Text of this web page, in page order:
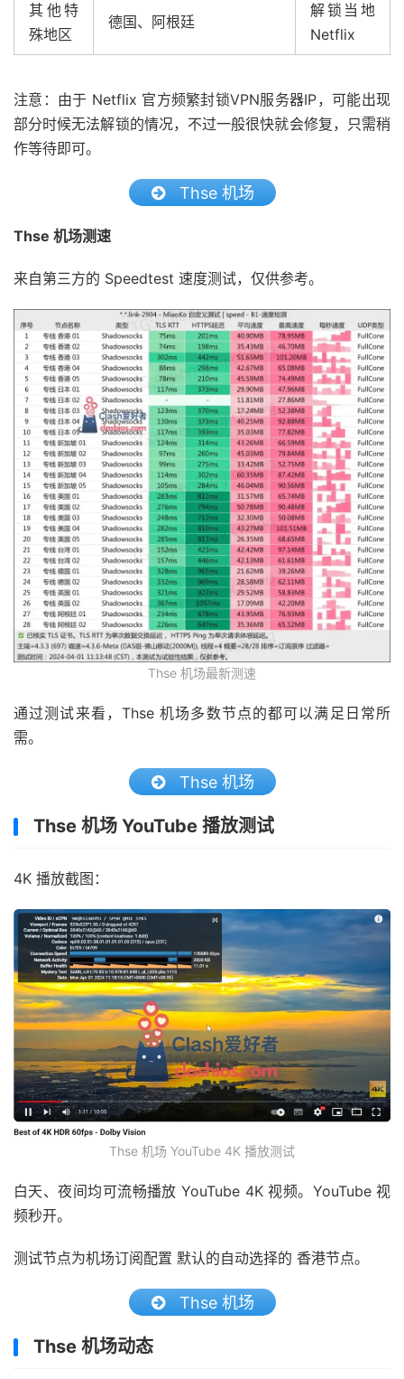
其他特
殊地区
德国、阿根廷
解锁当地
Netflix
注意：由于 Netflix 官方频繁封锁VPN服务器IP，可能出现
部分时候无法解锁的情况，不过一般很快就会修复，只需稍
作等待即可。
Thse 机场
Thse 机场测速
来自第三方的 Speedtest 速度测试，仅供参考。
Thse 机场最新测速
通过测试来看，Thse 机场多数节点的都可以满足日常所
需。
Thse 机场
Thse 机场 YouTube 播放测试
4K 播放截图：
Thse 机场 YouTube 4K 播放测试
白天、夜间均可流畅播放 YouTube 4K 视频。YouTube 视
频秒开。
测试节点为机场订阅配置 默认的自动选择的 香港节点。
Thse 机场
Thse 机场动态